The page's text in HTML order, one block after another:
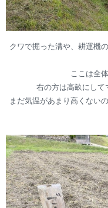
クワで掘った溝や、耕運機
ここは全
右の方は高畝にして
まだ気温があまり高くない